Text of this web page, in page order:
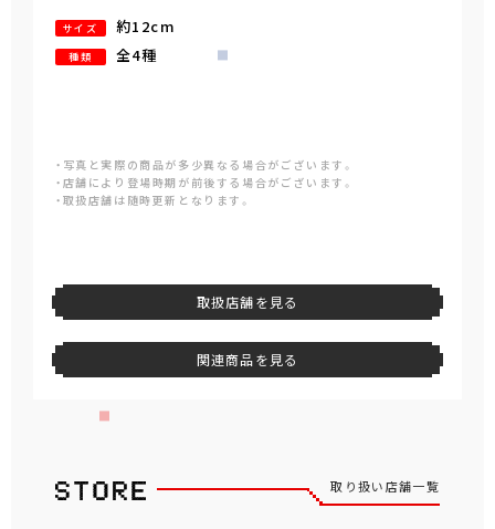
サイズ 約12cm
種類 全4種
・写真と実際の商品が多少異なる場合がございます。
・店舗により登場時期が前後する場合がございます。
・取扱店舗は随時更新となります。
取扱店舗を見る
関連商品を見る
取り扱い店舗一覧